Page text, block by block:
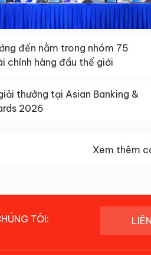
đến nằm trong nhóm 75
chính hàng đầu thế giới
thưởng tại Asian Banking &
2026
Xem thêm
TÔI: